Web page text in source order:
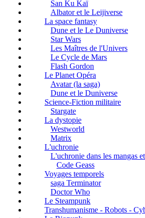
San Ku Kaï
Albator et le Leijiverse
La space fantasy
Dune et le Le Duniverse
Star Wars
Les Maîtres de l'Univers
Le Cycle de Mars
Flash Gordon
Le Planet Opéra
Avatar (la saga)
Dune et le Duniverse
Science-Fiction militaire
Stargate
La dystopie
Westworld
Matrix
L'uchronie
L'uchronie dans les mangas
Code Geass
Voyages temporels
saga Terminator
Doctor Who
Le Steampunk
Transhumanisme - Robots -